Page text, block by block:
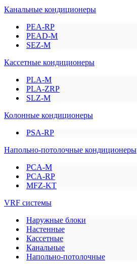
Канальные кондиционеры
PEA-RP
PEAD-M
SEZ-M
Кассетные кондиционеры
PLA-M
PLA-ZRP
SLZ-M
Колонные кондиционеры
PSA-RP
Напольно-потолочные кондиционеры
PCA-M
PCA-RP
MFZ-KT
VRF системы
Наружные блоки
Настенные
Кассетные
Канальные
Напольно-потолочные